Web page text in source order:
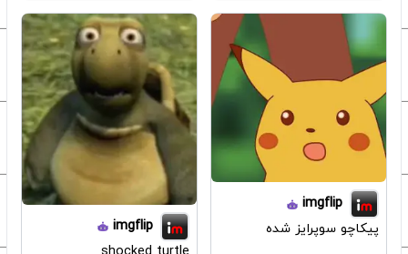
imgflip
پیکاچو سوپرایز شده
imgflip